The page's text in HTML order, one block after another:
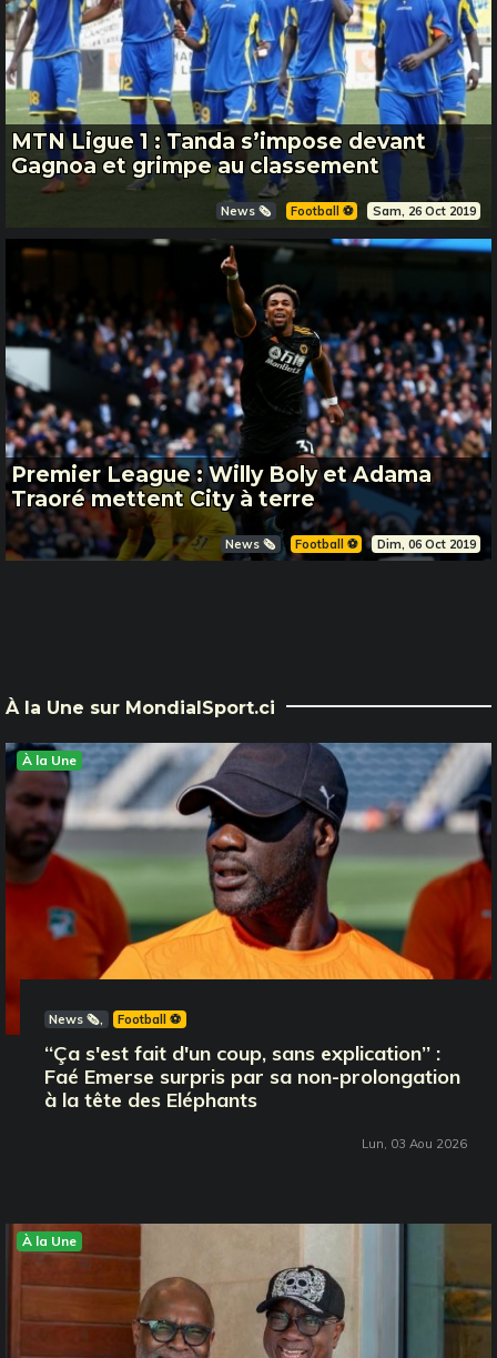
MTN Ligue 1 : Tanda s’impose devant
Gagnoa et grimpe au classement
News 🗞️ Football ⚽️ Sam, 26 Oct 2019
Premier League : Willy Boly et Adama
Traoré mettent City à terre
News 🗞️ Football ⚽️ Dim, 06 Oct 2019
À la Une sur MondialSport.ci
À la Une
News 🗞️ Football ⚽️
‘‘Ça s'est fait d'un coup, sans explication’’ :
Faé Emerse surpris par sa non-prolongation
à la tête des Eléphants
Lun, 03 Aou 2026
À la Une